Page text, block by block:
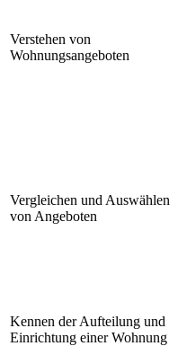
Verstehen von
Wohnungsangeboten
Vergleichen und Auswählen
von Angeboten
Kennen der Aufteilung und
Einrichtung einer Wohnung